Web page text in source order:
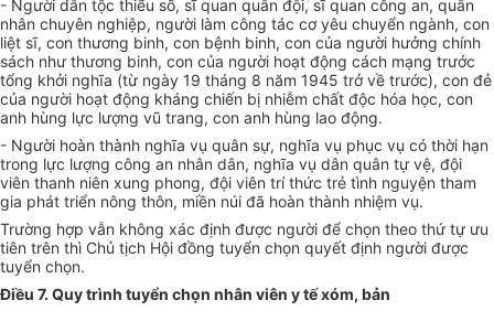
- Người dân tộc thiểu số, sĩ quan quân đội, sĩ quan công an, quân
nhân chuyên nghiệp, người làm công tác cơ yêu chuyển ngành, con
liệt sĩ, con thương binh, con bệnh binh, con của người hưởng chính
sách như thương binh, con của người hoạt động cách mạng trước
tổng khởi nghĩa (từ ngày 19 tháng 8 năm 1945 trởvề trước), con đẻ
của người hoạt động kháng chiến bị nhiễm chất độc hóa học, con
anh hùng lực lượng vũ trang, con anh hùng lao động.
- Người hoàn thành nghĩa vụ quân sự, nghĩa vụ phục vụ có thời hạn
trong lực lượng công an nhân dân, nghĩa vụ dân quân tự vệ, đội
viên thanh niên xung phong, đội viên trí thức trẻ tình nguyện tham
gia phát triển nông thôn, miền núi đã hoàn thành nhiệm vụ.
Trường hợp vẫn không xác định được người để chọn theo thứ tự ưu
tiên trên thì Chủ tịch Hội đồng tuyển chọn quyết định người được
tuyển chọn.
Điều 7. Quy trình tuyển chọn nhân viên y tế xóm, bản